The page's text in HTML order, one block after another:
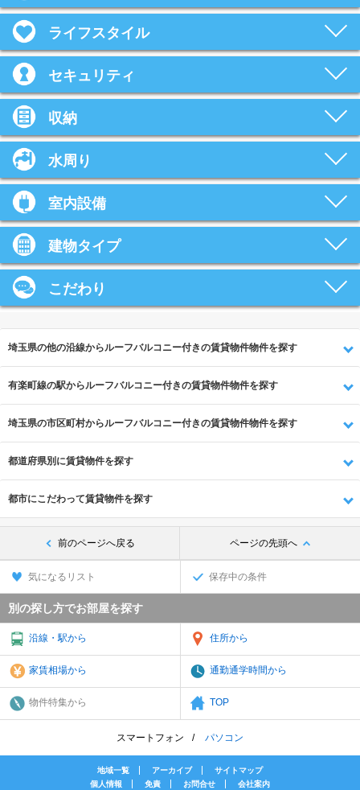
ライフスタイル
セキュリティ
収納
水周り
室内設備
建物タイプ
こだわり
埼玉県の他の沿線からルーフバルコニー付きの賃貸物件物件を探す
有楽町線の駅からルーフバルコニー付きの賃貸物件物件を探す
埼玉県の市区町村からルーフバルコニー付きの賃貸物件物件を探す
都道府県別に賃貸物件を探す
都市にこだわって賃貸物件を探す
前のページへ戻る ページの先頭へ
気になるリスト 保存中の条件
別の探し方でお部屋を探す
沿線・駅から 住所から
家賃相場から 通勤通学時間から
物件特集から TOP
スマートフォン パソコン
地域一覧 アーカイブ
サイトマップ
個人情報
免責 お問合せ 会社案内